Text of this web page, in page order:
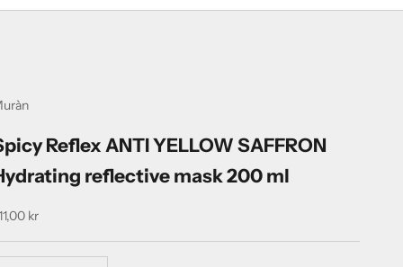
Reflex ANTI YELLOW SAFFRON
reflective mask 200 ml
kr